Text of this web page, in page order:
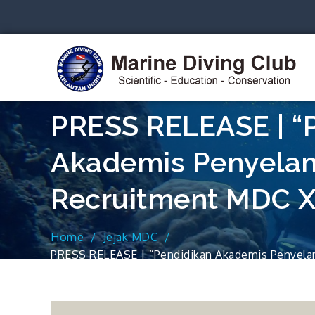
PRESS RELEASE |
Akademis
Recruitment MDC
Home
Jejak MDC
PRESS RELEASE | “Pendidikan Akademis